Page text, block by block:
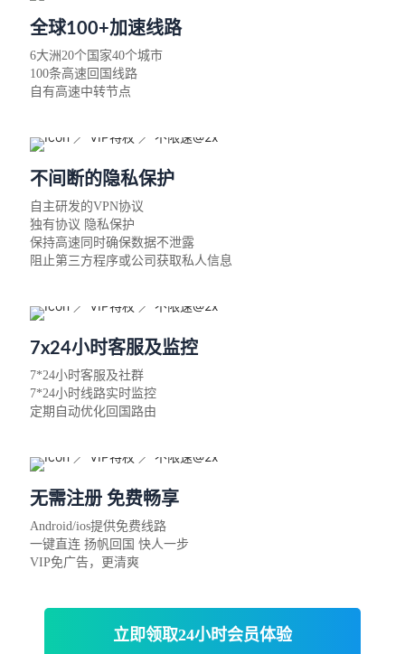
全球100+加速线路
6大洲20个国家40个城市
100条高速回国线路
自有高速中转节点
不间断的隐私保护
自主研发的VPN协议
独有协议 隐私保护
保持高速同时确保数据不泄露
阻止第三方程序或公司获取私人信息
7x24小时客服及监控
7*24小时客服及社群
7*24小时线路实时监控
定期自动优化回国路由
无需注册 免费畅享
Android/ios提供免费线路
一键直连 扬帆回国 快人一步
VIP免广告，更清爽
立即领取24小时会员体验